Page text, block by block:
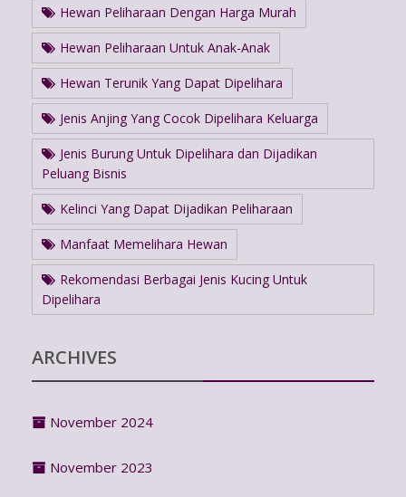
Hewan Peliharaan Dengan Harga Murah
Hewan Peliharaan Untuk Anak-Anak
Hewan Terunik Yang Dapat Dipelihara
Jenis Anjing Yang Cocok Dipelihara Keluarga
Jenis Burung Untuk Dipelihara dan Dijadikan
Peluang Bisnis
Kelinci Yang Dapat Dijadikan Peliharaan
Manfaat Memelihara Hewan
Rekomendasi Berbagai Jenis Kucing Untuk
Dipelihara
ARCHIVES
November 2024
November 2023